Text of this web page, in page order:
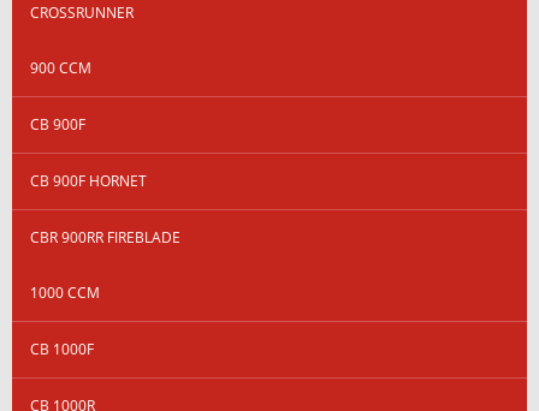
CROSSRUNNER
900 CCM
CB 900F
CB 900F HORNET
CBR 900RR FIREBLADE
1000 CCM
CB 1000F
CB 1000R